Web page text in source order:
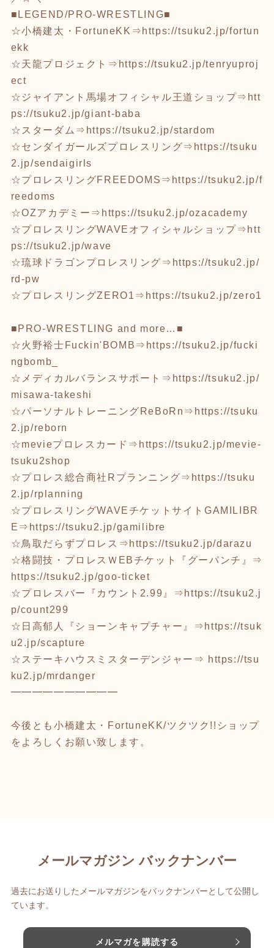
■LEGEND/PRO-WRESTLING■
☆小橋建太・FortuneKK⇒ https://tsuku2.jp/fortun
ekk
☆天龍プロジェクト⇒ https://tsuku2.jp/tenryuproj
ect
☆ジャイアント馬場オフィシャル王道ショップ⇒ htt
ps://tsuku2.jp/giant-baba
☆スターダム⇒ https://tsuku2.jp/stardom
☆センダイガールズプロレスリング⇒ https://tsuku
2.jp/sendaigirls
☆プロレスリングFREEDOMS⇒ https://tsuku2.jp/f
reedoms
☆OZアカデミー⇒ https://tsuku2.jp/ozacademy
☆プロレスリングWAVEオフィシャルショップ⇒ htt
ps://tsuku2.jp/wave
☆琉球ドラゴンプロレスリング⇒ https://tsuku2.jp/
rd-pw
☆プロレスリングZERO1⇒ https://tsuku2.jp/zero1
■PRO-WRESTLING and more…■
☆火野裕士Fuckin'BOMB⇒ https://tsuku2.jp/fucki
ngbomb_
☆メディカルバランスサポート⇒ https://tsuku2.jp/
misawa-takeshi
☆パーソナルトレーニングReBoRn⇒ https://tsuku
2.jp/reborn
☆mevieプロレスカード⇒ https://tsuku2.jp/mevie-
tsuku2shop
☆プロレス総合商社Rプランニング⇒ https://tsuku
2.jp/rplanning
☆プロレスリングWAVEチケットサイトGAMILIBR
E⇒ https://tsuku2.jp/gamilibre
☆鳥取だらずプロレス⇒ https://tsuku2.jp/darazu
☆格闘技・プロレスＷEBチケット『グーパンチ』⇒
https://tsuku2.jp/goo-ticket
☆プロレスバー『カウント2.99』⇒ https://tsuku2.j
p/count299
☆日高郁人『ショーンキャプチャー』⇒ https://tsuk
u2.jp/scapture
☆ステーキハウスミスターデンジャー⇒ https://tsu
ku2.jp/mrdanger
━━━━━━━━━━
今後とも小橋建太・FortuneKK/ツクツク!!ショップ
をよろしくお願い致します。
メールマガジン バックナンバー
過去にお送りしたメールマガジンをバックナンバーとして公開し
ています。
メルマガを購読する